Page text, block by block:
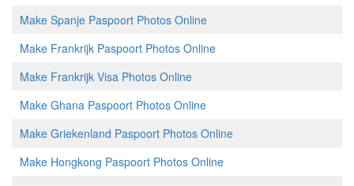
Make Spanje Paspoort Photos Online
Make Frankrijk Paspoort Photos Online
Make Frankrijk Visa Photos Online
Make Ghana Paspoort Photos Online
Make Griekenland Paspoort Photos Online
Make Hongkong Paspoort Photos Online